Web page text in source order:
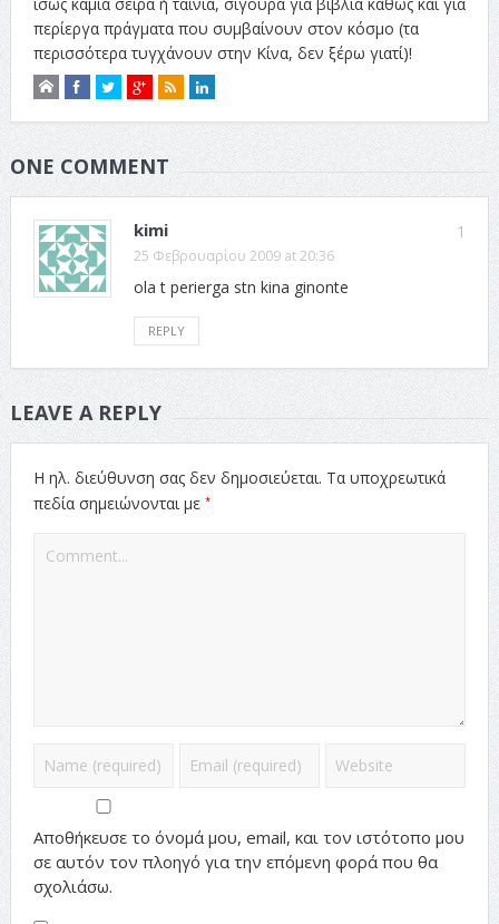
περίεργα πράγματα που συμβαίνουν στον κόσμο (τα
περισσότερα τυγχάνουν στην Κίνα, δεν ξέρω γιατί)!
ONE COMMENT
1
kimi
25 Φεβρουαρίου 2009 at 20:36
ola t perierga stn kina ginonte
REPLY
LEAVE A REPLY
Η ηλ. διεύθυνση σας δεν δημοσιεύεται. Τα υποχρεωτικά
πεδία σημειώνονται με *
Αποθήκευσε το όνομά μου, email, και τον ιστότοπο μου
σε αυτόν τον πλοηγό για την επόμενη φορά που θα
σχολιάσω.